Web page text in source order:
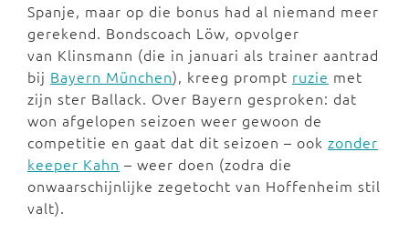
Spanje, maar op die bonus had al niemand meer
gerekend. Bondscoach Löw, opvolger
van Klinsmann (die in januari als trainer aantrad
bij Bayern München), kreeg prompt ruzie met
zijn ster Ballack. Over Bayern gesproken: dat
won afgelopen seizoen weer gewoon de
competitie en gaat dat dit seizoen – ook zonder
keeper Kahn – weer doen (zodra die
onwaarschijnlijke zegetocht van Hoffenheim stil
valt).